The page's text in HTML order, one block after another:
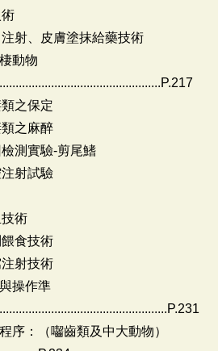
射、皮膚塗抹給藥技術
動物
之保定
之麻醉
測實驗-剪尾鰭
射試驗
術
食技術
射技術
操作準
序：（囓齒類及中大動物）